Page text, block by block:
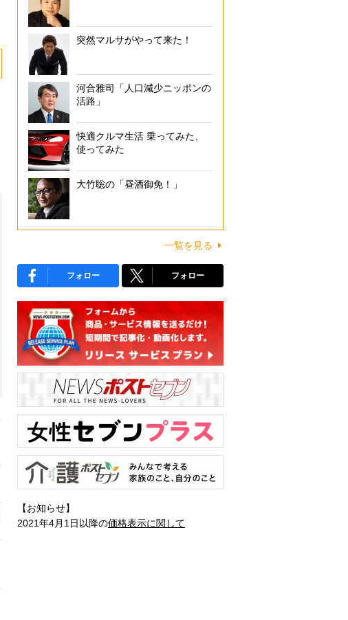
突然マルサがやって来た！
河合雅司「人口減少ニッポンの
活路」
快適クルマ生活 乗ってみた、
使ってみた
大竹聡の「昼酒御免！」
一覧を見る
フォロー フォロー
【お知らせ】
2021年4月1日以降の価格表示に関して